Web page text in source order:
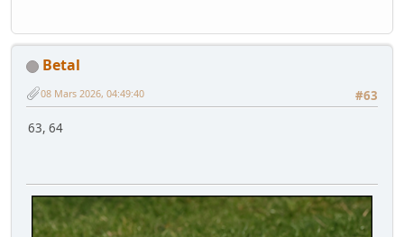
Betal
#63
08 Mars 2026, 04:49:40
63, 64